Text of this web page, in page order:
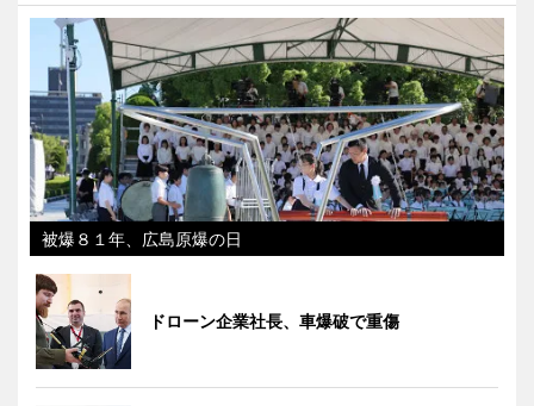
被爆８１年、広島原爆の日
ドローン企業社長、車爆破で重傷